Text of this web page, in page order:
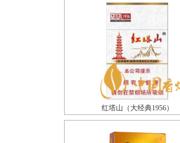
红塔山（大经典1956）